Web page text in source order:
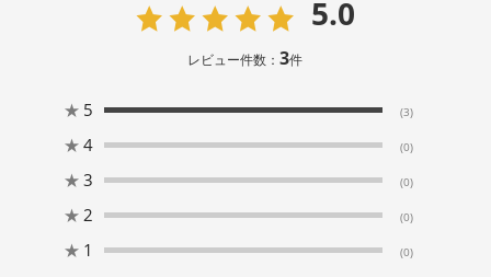
5.0
レビュー件数：3件
★ 5 (3)
★ 4 (0)
★ 3 (0)
★ 2 (0)
★ 1 (0)